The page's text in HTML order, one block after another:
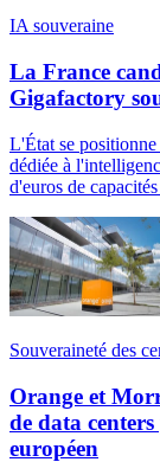
IA souveraine
La France
Gigafactory
L'État se
dédiée à
d'euros de
Souveraineté des
Orange et
de data
européen